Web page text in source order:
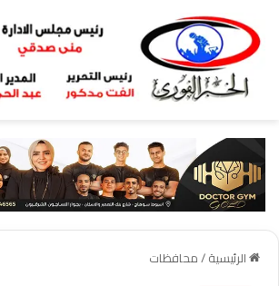
الرئيسية/محافظات